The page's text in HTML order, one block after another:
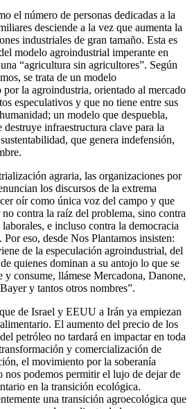
el número de personas dedicadas a la
desciende a la vez que aumenta la
industriales de gran tamaño. Esta es
modelo agroindustrial imperante en
“agricultura sin agricultores”. Según
se trata de un modelo
la agroindustria, orientado al mercado
especulativos y que no tiene entre sus
un modelo que despuebla,
destruye infraestructura clave para la
que genera indefensión,
agraria, las organizaciones por
los discursos de la extrema
oír como única voz del campo y que
contra la raíz del problema, sino contra
e incluso contra la democracia
eso, desde Nos Plantamos insisten:
de la especulación agroindustrial, del
quienes dominan a su antojo lo que se
consume, llámese Mercadona, Danone,
y tantos otros nombres”.
de Israel y EEUU a Irán ya empiezan
El aumento del precio de los
petróleo no tardará en impactar en toda
y comercialización de
el movimiento por la soberanía
nos podemos permitir el lujo de dejar de
en la transición ecológica.
una transición agroecológica que